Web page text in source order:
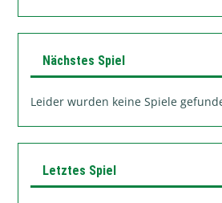
Nächstes Spiel
Leider wurden keine Spiele
Letztes Spiel